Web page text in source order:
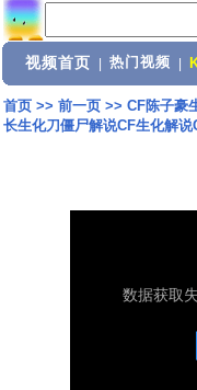
视频首页 热门视频
首页>> 前一页>> CF陈子豪
长生化刀僵尸解说CF生化解